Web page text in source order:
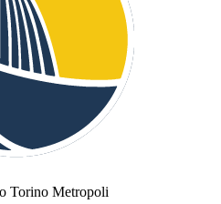
Torino Metropoli